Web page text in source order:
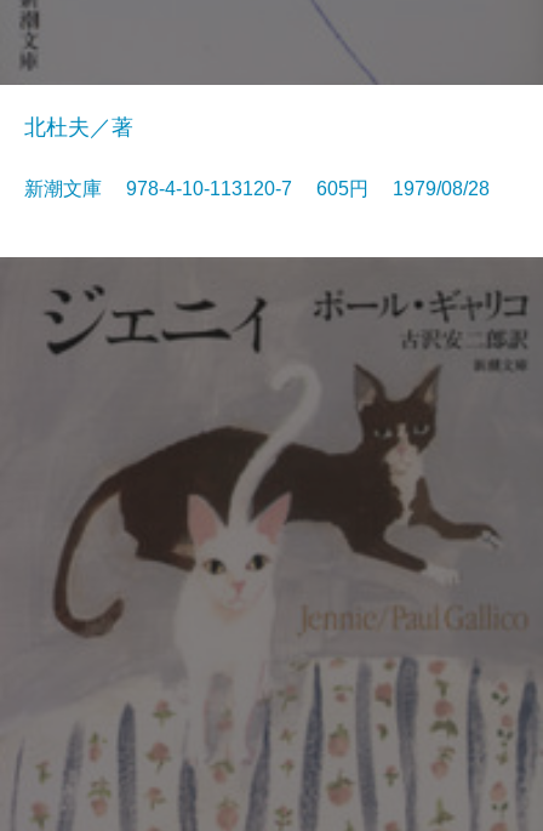
北杜夫／著
新潮文庫 978-4-10-113120-7 605円 1979/08/28